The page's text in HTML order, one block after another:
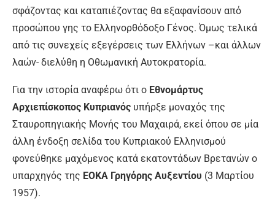
σφάζοντας και καταπιέζοντας θα εξαφανίσουν από
προσώπου γης το Ελληνορθόδοξο Γένος. Όμως τελικά
από τις συνεχείς εξεγέρσεις των Ελλήνων –και άλλων
λαών- διελύθη η Οθωμανική Αυτοκρατορία.
Για την ιστορία αναφέρω ότι ο Εθνομάρτυς
Αρχιεπίσκοπος Κυπριανός υπήρξε μοναχός της
Σταυροπηγιακής Μονής του Μαχαιρά, εκεί όπου σε μία
άλλη ένδοξη σελίδα του Κυπριακού Ελληνισμού
φονεύθηκε μαχόμενος κατά εκατοντάδων Βρετανών ο
υπαρχηγός της ΕΟΚΑ Γρηγόρης Αυξεντίου (3 Μαρτίου
1957).